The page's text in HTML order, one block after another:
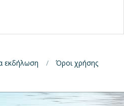
εκδήλωση Όροι χρήσης